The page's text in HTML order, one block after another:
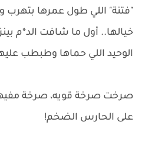
"فتنة" اللي طول عمرها بتهرب
خيالها.. أول ما شافت الد*م
الوحيد اللي حماها وطبطب
صرخت صرخة قويه، صرخة
على الحارس الضخم!